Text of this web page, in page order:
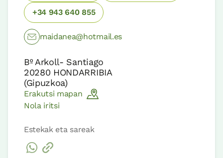
+34 943 640 855
maidanea@hotmail.es
Bº Arkoll- Santiago
20280 HONDARRIBIA
(Gipuzkoa)
Erakutsi mapan
Nola iritsi
Estekak eta sareak